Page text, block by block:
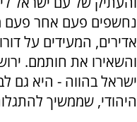
נחשפים פעם אחר פעם
אדירים, המעידים על
והשאירו את חותמם.
ישראל בהווה - היא גם
היהודי, שממשיך